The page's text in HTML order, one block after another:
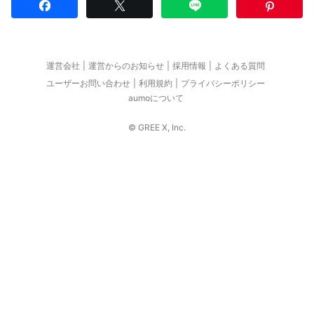
運営会社 運営からのお知らせ 採用情報
よくある質問
ユーザーお問い合わせ
利用規約
プライバシーポリシー
aumoについて
© GREE X, Inc.